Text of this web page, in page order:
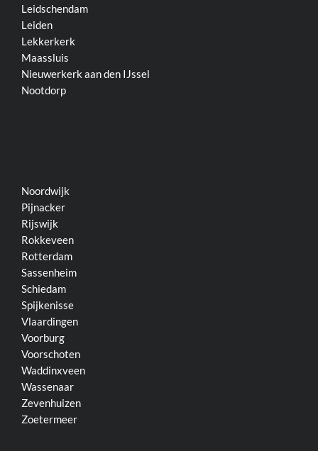
Leidschendam
Leiden
Lekkerkerk
Maassluis
Nieuwerkerk aan den IJssel
Nootdorp
Noordwijk
Pijnacker
Rijswijk
Rokkeveen
Rotterdam
Sassenheim
Schiedam
Spijkenisse
Vlaardingen
Voorburg
Voorschoten
Waddinxveen
Wassenaar
Zevenhuizen
Zoetermeer